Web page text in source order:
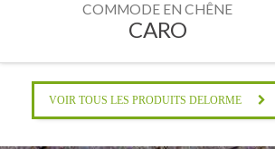
COMMODE EN CHÊNE
CARO
VOIR TOUS LES PRODUITS DELORME